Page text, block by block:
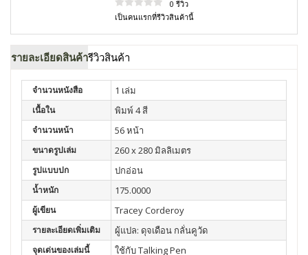
0 รีวิว
เป็นคนแรกที่รีวิวสินค้านี้
รายละเอียดสินค้ารีวิวสินค้า
จำนวนหนังสือ 1 เล่ม
เนื้อใน พิมพ์ 4 สี
จำนวนหน้า 56 หน้า
ขนาดรูปเล่ม 260 x 280 มิลลิเมตร
รูปแบบปก ปกอ่อน
น้ำหนัก 175.0000
ผู้เขียน Tracey Corderoy
รายละเอียดเพิ่มเติม ผู้แปล: ดุจเดือน กลั่นคูวัด
จุดเด่นของเล่มนี้ ใช้กับ Talking Pen